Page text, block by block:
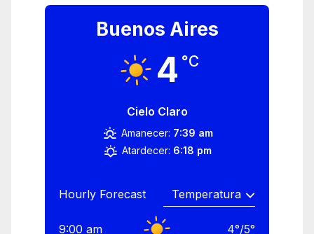
Buenos Aires
4 °C
Cielo Claro
Amanecer: 7:39 am
Atardecer: 6:18 pm
Hourly Forecast
9:00 am 4°/5°